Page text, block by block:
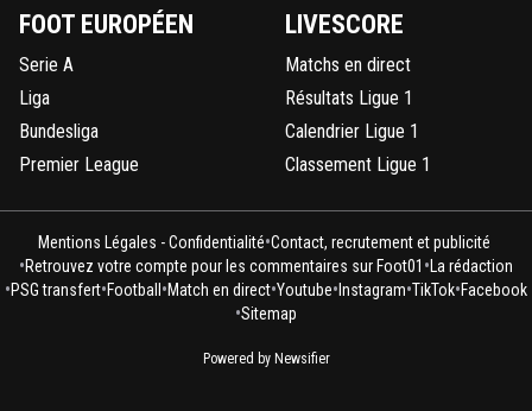
FOOT EUROPÉEN
Serie A
Liga
Bundesliga
Premier League
LIVESCORE
Matchs en direct
Résultats Ligue 1
Calendrier Ligue 1
Classement Ligue 1
Mentions Légales - Confidentialité•Contact, recrutement et publicité
•Retrouvez votre compte pour les commentaires sur Foot01 • La rédaction
•PSG transfert•Football •Match en direct•Youtube• Instagram•TikTok•Facebook
•Sitemap
Powered by Newsifier